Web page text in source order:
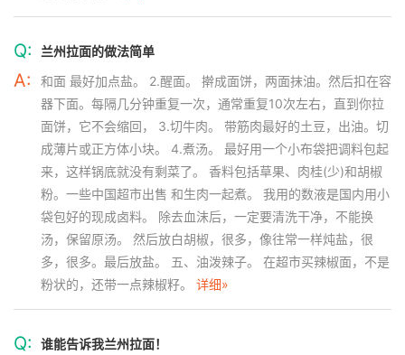
Q: 兰州拉面的做法简单
A:
和面 最好加点盐。 2.醒面。 擀成面饼，两面抹油。然后扣在容
器下面。每隔几分钟重复一次，通常重复10次左右，直到你拉
面饼，它不会缩回， 3.切牛肉。 带筋肉最好的土豆，出油。切
成薄片或正方体小块。 4.煮汤。 最好用一个小布袋把调料包起
来，这样锅底就没有剩菜了。 香料包括草果、肉桂(少)和胡椒
粉。一些中国超市出售 和生肉一起煮。 我用的数液是国内用小
袋包好的现成卤料。 除去血沫后，一定要清洗干净，不能换
汤，保留原汤。 然后放白胡椒，很多，像往常一样炖盐，很
多，很多。最后放盐。 五、油泼辣子。 在超市买辣椒面，不是
粉状的，还带一点辣椒籽。 详细»
Q: 谁能告诉我兰州拉面！